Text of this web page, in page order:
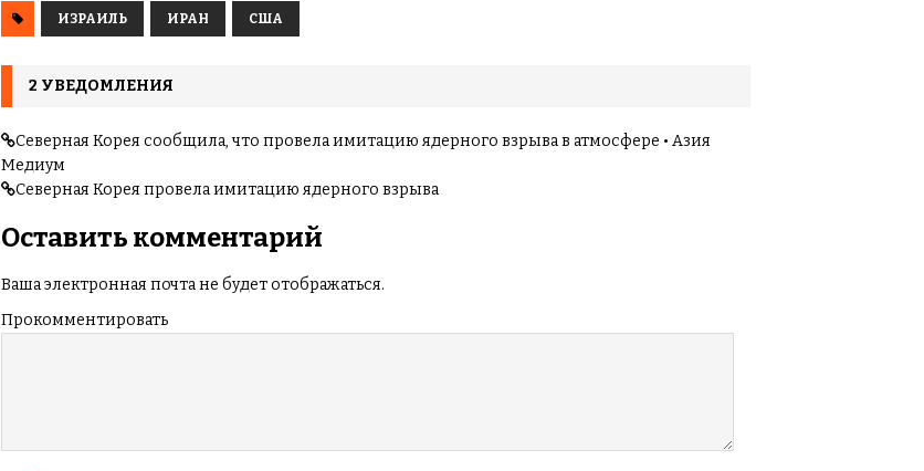
ИЗРАИЛЬ ИРАН США
2 УВЕДОМЛЕНИЯ
Северная Корея сообщила, что провела имитацию ядерного взрыва в атмосфере • Азия
Медиум
Северная Корея провела имитацию ядерного взрыва
Оставить комментарий
Ваша электронная почта не будет отображаться.
Прокомментировать